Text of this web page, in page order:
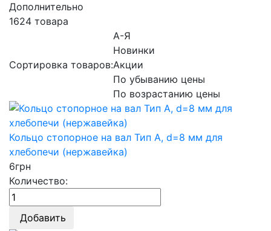
Дополнительно
1624 товара
Сортировка товаров:
А-Я
Новинки
Акции
По убыванию цены
По возрастанию цены
Кольцо стопорное на вал Тип A, d=8 мм для
хлебопечи (нержавейка)
6грн
Количество:
Добавить